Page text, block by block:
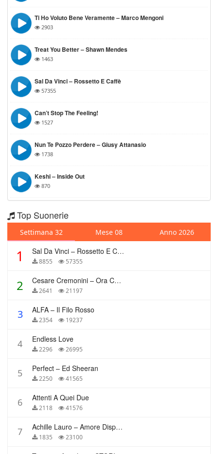
Ti Ho Voluto Bene Veramente – Marco Mengoni
2903
Treat You Better – Shawn Mendes
1463
Sal Da Vinci – Rossetto E Caffè
57355
Can’t Stop The Feeling!
1527
Nun Te Pozzo Perdere – Giusy Attanasio
1738
Keshi – Inside Out
870
Top Suonerie
Settimana 32 Mese 08 Anno 2026
1 Sal Da Vinci – Rossetto E Caffè
8855 57355
2 Cesare Cremonini – Ora Che Non Ho Più Te
2641 21197
3 ALFA – Il Filo Rosso
2354 19237
4 Endless Love
2296 26995
5 Perfect – Ed Sheeran
2250 41565
6 Attenti A Quei Due
2118 41576
7 Achille Lauro – Amore Disperato
1835 23100